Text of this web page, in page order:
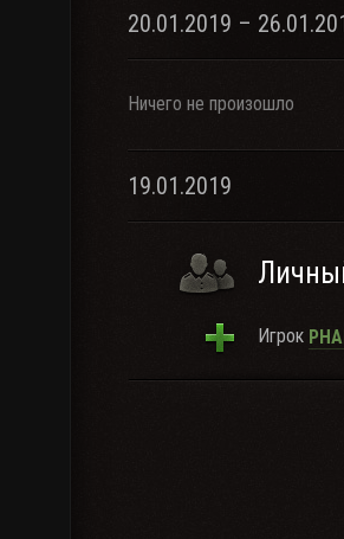
20.01.2019 –
Ничего не произошло
19.01.2019
Игрок